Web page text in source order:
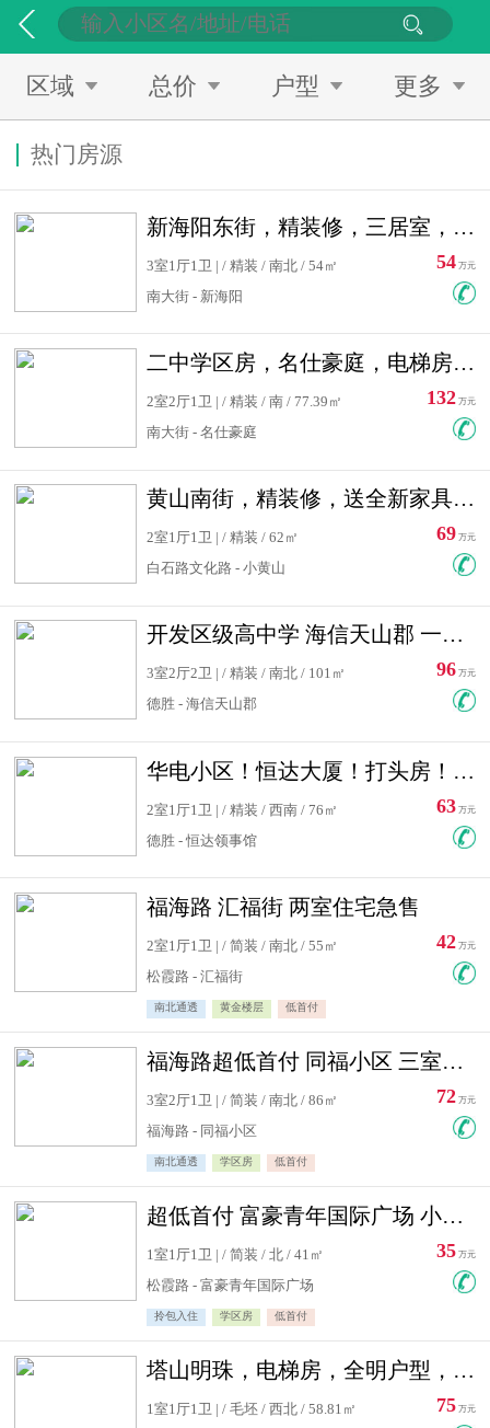
区域 总价 户型 更多
热门房源
新海阳东街，精装修，三居室，南北通透，拎包入住，单价低
3室1厅1卫 | / 精装 / 南北 / 54㎡
南大街 - 新海阳
54 万元
二中学区房，名仕豪庭，电梯房，双南卧室，单价低，急售
2室2厅1卫 | / 精装 / 南 / 77.39㎡
南大街 - 名仕豪庭
132 万元
黄山南街，精装修，送全新家具，看房有钥匙，实用面积大
2室1厅1卫 | / 精装 / 62㎡
白石路文化路 - 小黄山
69 万元
开发区级高中学 海信天山郡 一手合同没有税！ 送车位
3室2厅2卫 | / 精装 / 南北 / 101㎡
德胜 - 海信天山郡
96 万元
华电小区！恒达大厦！打头房！精装修！可低首付！随时看房！
2室1厅1卫 | / 精装 / 西南 / 76㎡
德胜 - 恒达领事馆
63 万元
福海路 汇福街 两室住宅急售
2室1厅1卫 | / 简装 / 南北 / 55㎡
松霞路 - 汇福街
南北通透 黄金楼层 低首付
42 万元
福海路超低首付 同福小区 三室住宅急售
3室2厅1卫 | / 简装 / 南北 / 86㎡
福海路 - 同福小区
南北通透 学区房 低首付
72 万元
超低首付 富豪青年国际广场 小高层住宅急售
1室1厅1卫 | / 简装 / 北 / 41㎡
松霞路 - 富豪青年国际广场
拎包入住 学区房 低首付
35 万元
塔山明珠，电梯房，全明户型，视野好，毛坯房，看房有钥匙
1室1厅1卫 | / 毛坯 / 西北 / 58.81㎡
75 万元